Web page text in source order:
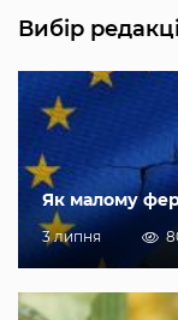
Вибір
Як малому
3 липня